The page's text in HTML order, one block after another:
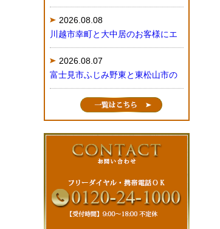
2026.08.08
川越市幸町と大中居のお客様にエ
2026.08.07
富士見市ふじみ野東と東松山市の